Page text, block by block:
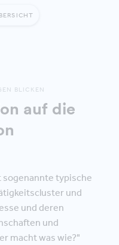
BLICKEN
auf die
typische
und
und deren
und
macht was wie?"